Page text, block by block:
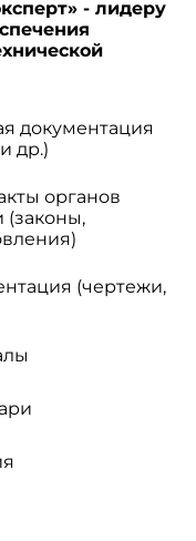
- лидеру
документация
др.)
органов
(законы,
(чертежи,